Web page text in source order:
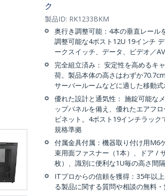
ク
製品ID: RK1233BKM
奥行き調整可能：4本の垂直レール
調整可能な4ポスト12U 19インチ
ークスイッチ、データ、ビデオ／
完全組立済み： 安定性を高めるキ
荷。製品本体の高さはわずか
サーバールームなどに適した移動
優れた設計と通気性： 施錠可能な
ップパネルを備え、優れたエアフ
ビネット。4ポスト19インチラッ
規格準拠
付属金具付属：機器取り付け用M6
束用面ファスナー（1本）、ドア /
枚）、識別に便利な1U毎の高さ間
ITプロからの信頼を獲得：35年以
る製品に関する質問や相談の無料